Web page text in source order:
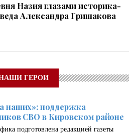
Назия глазами историка-
Александра Гришакова
ГЕРОИ
наших»: поддержка
СВО в Кировском районе
подготовлена редакцией газеты